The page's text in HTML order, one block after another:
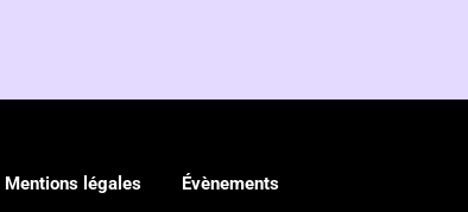
Mentions légales Évènements